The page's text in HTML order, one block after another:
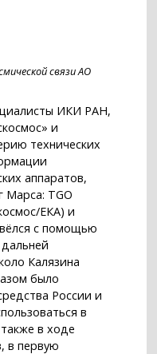
связи АО
ИКИ РАН,
и
технических
аппаратов,
Марса: TGO
ЕКА) и
с помощью
Калязина
было
России и
в
в ходе
в первую